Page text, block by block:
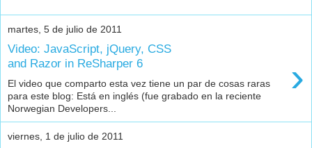
martes, 5 de julio de 2011
Video: JavaScript, jQuery, CSS
and Razor in ReSharper 6
›
El video que comparto esta vez tiene un par de cosas raras
para este blog: Está en inglés (fue grabado en la reciente
Norwegian Developers...
viernes, 1 de julio de 2011